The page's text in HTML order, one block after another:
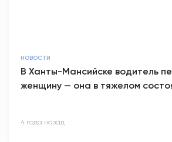
АНТИТЕРРОР
НОВОСТИ
В Ханты-Мансийске водитель
женщину — она в тяжелом
4 года назад